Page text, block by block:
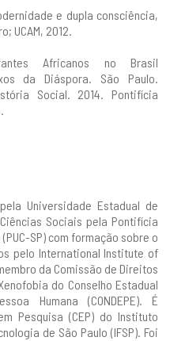
e dupla consciência,
UCAM, 2012.
Africanos no Brasil
da Diáspora. São Paulo.
Social. 2014. Pontifícia
Universidade Estadual de
Sociais pela Pontifícia
SP) com formação sobre o
pelo International Institute of
da Comissão de Direitos
do Conselho Estadual
Humana (CONDEPE). É
Pesquisa (CEP) do Instituto
de São Paulo (IFSP). Foi